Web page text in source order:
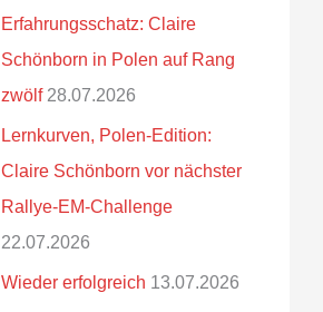
Erfahrungsschatz: Claire
Schönborn in Polen auf Rang
zwölf 28.07.2026
Lernkurven, Polen-Edition:
Claire Schönborn vor nächster
Rallye-EM-Challenge
22.07.2026
Wieder erfolgreich 13.07.2026